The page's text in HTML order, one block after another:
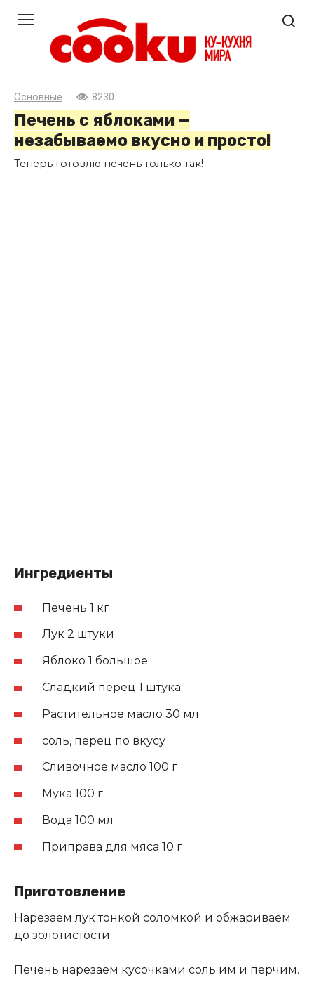
контенту
Основные 8230
Печень с яблоками —
незабываемо вкусно и просто!
Теперь готовлю печень только так!
Ингредиенты
Печень 1 кг
Лук 2 штуки
Яблоко 1 большое
Сладкий перец 1 штука
Растительное масло 30 мл
соль, перец по вкусу
Сливочное масло 100 г
Мука 100 г
Вода 100 мл
Приправа для мяса 10 г
Приготовление
Нарезаем лук тонкой соломкой и обжариваем
до золотистости.
Печень нарезаем кусочками соль им и перчим.